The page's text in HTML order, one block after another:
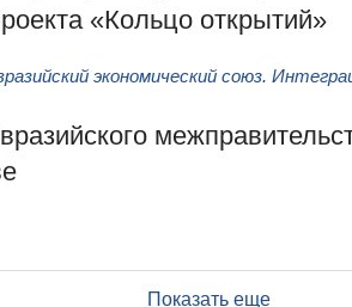
«Кольцо открытий»
экономический союз.
Показать еще